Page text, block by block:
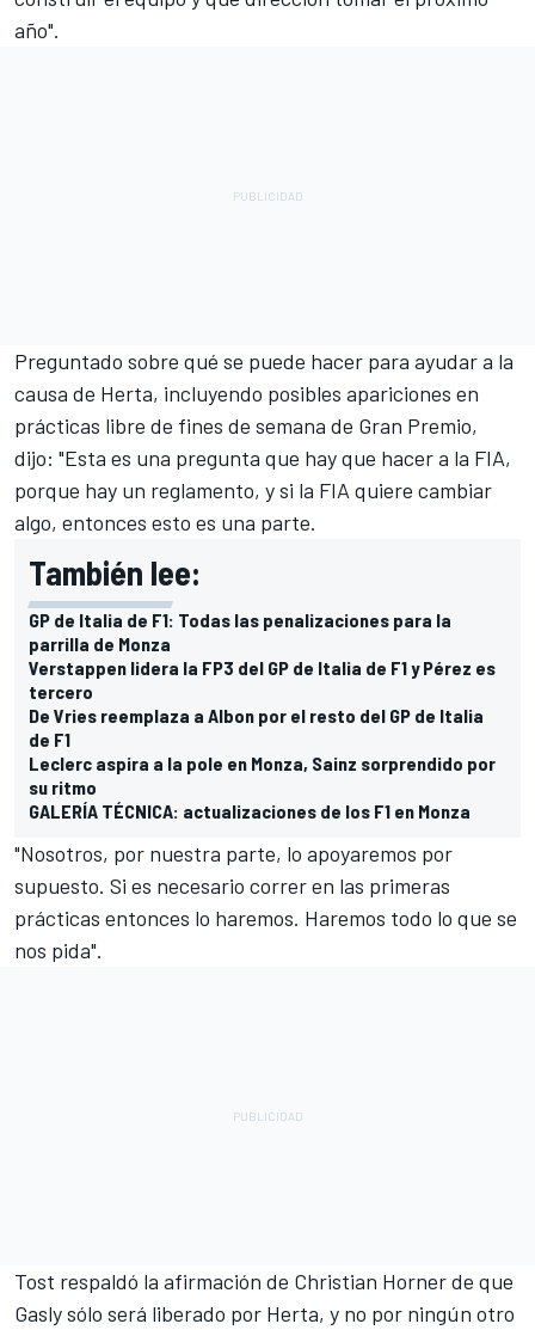
año".
Preguntado sobre qué se puede hacer para ayudar a la
causa de Herta, incluyendo posibles apariciones en
prácticas libre de fines de semana de Gran Premio,
dijo: "Esta es una pregunta que hay que hacer a la FIA,
porque hay un reglamento, y si la FIA quiere cambiar
algo, entonces esto es una parte.
También lee:
GP de Italia de F1: Todas las penalizaciones para la
parrilla de Monza
Verstappen lidera la FP3 del GP de Italia de F1 y Pérez es
tercero
De Vries reemplaza a Albon por el resto del GP de Italia
de F1
Leclerc aspira a la pole en Monza, Sainz sorprendido por
su ritmo
GALERÍA TÉCNICA: actualizaciones de los F1 en Monza
"Nosotros, por nuestra parte, lo apoyaremos por
supuesto. Si es necesario correr en las primeras
prácticas entonces lo haremos. Haremos todo lo que se
nos pida".
Tost respaldó la afirmación de Christian Horner de que
Gasly sólo será liberado por Herta, y no por ningún otro